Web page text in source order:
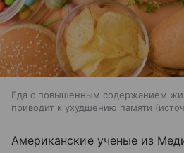
Еда с повышенным содержанием
приводит к ухудшению памяти
Американские ученые из